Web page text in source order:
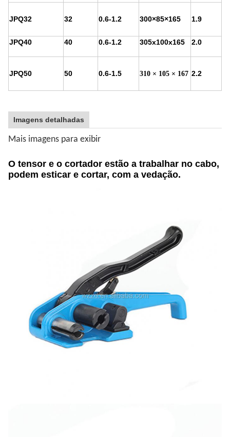
JPQ32 32 0.6-1.2 300×85×165 1.9
JPQ40 40 0.6-1.2 305x100x165 2.0
JPQ50 50 0.6-1.5 310 × 105 × 167 2.2
Imagens detalhadas
Mais imagens para exibir
O tensor e o cortador estão a trabalhar no cabo,
podem esticar e cortar, com a vedação.